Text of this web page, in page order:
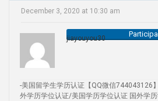
December 3, 2020 at 10:30 am
jiayouyou30
-美国留学生学历认证【QQ微信744043126
外学历学位认证/美国学历学位认证 国外学